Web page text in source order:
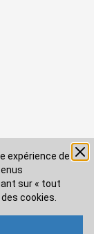
expérience de
sur « tout
cookies.